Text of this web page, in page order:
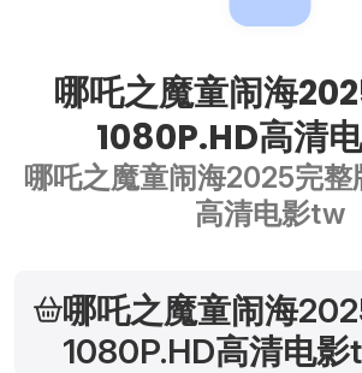
哪吒之魔童闹海
1080P.HD高清
哪吒之魔童闹海2025完整
高清电影tw
哪吒之魔童闹海
1080P.HD高清电